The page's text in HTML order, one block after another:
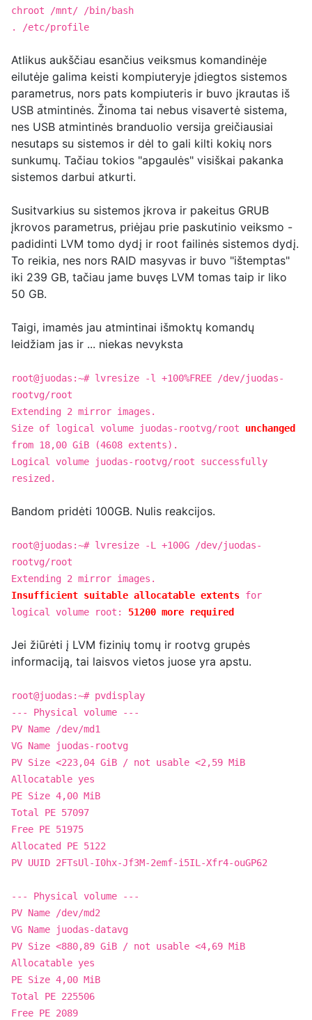
chroot /mnt/ /bin/bash
. /etc/profile
Atlikus aukščiau esančius veiksmus komandinėje
eilutėje galima keisti kompiuteryje įdiegtos sistemos
parametrus, nors pats kompiuteris ir buvo įkrautas iš
USB atmintinės. Žinoma tai nebus visavertė sistema,
nes USB atmintinės branduolio versija greičiausiai
nesutaps su sistemos ir dėl to gali kilti kokių nors
sunkumų. Tačiau tokios "apgaulės" visiškai pakanka
sistemos darbui atkurti.
Susitvarkius su sistemos įkrova ir pakeitus GRUB
įkrovos parametrus, priėjau prie paskutinio veiksmo -
padidinti LVM tomo dydį ir root failinės sistemos dydį.
To reikia, nes nors RAID masyvas ir buvo "ištemptas"
iki 239 GB, tačiau jame buvęs LVM tomas taip ir liko
50 GB.
Taigi, imamės jau atmintinai išmoktų komandų
leidžiam jas ir ... niekas nevyksta
root@juodas:~# lvresize -l +100%FREE /dev/juodas-
rootvg/root
Extending 2 mirror images.
Size of logical volume juodas-rootvg/root unchanged
from 18,00 GiB (4608 extents).
Logical volume juodas-rootvg/root successfully
resized.
Bandom pridėti 100GB. Nulis reakcijos.
root@juodas:~# lvresize -L +100G /dev/juodas-
rootvg/root
Extending 2 mirror images.
Insufficient suitable allocatable extents for
logical volume root: 51200 more required
Jei žiūrėti į LVM fizinių tomų ir rootvg grupės
informaciją, tai laisvos vietos juose yra apstu.
root@juodas:~# pvdisplay
--- Physical volume ---
PV Name /dev/md1
VG Name juodas-rootvg
PV Size <223,04 GiB / not usable <2,59 MiB
Allocatable yes
PE Size 4,00 MiB
Total PE 57097
Free PE 51975
Allocated PE 5122
PV UUID 2FTsUl-I0hx-Jf3M-2emf-i5IL-Xfr4-ouGP62
--- Physical volume ---
PV Name /dev/md2
VG Name juodas-datavg
PV Size <880,89 GiB / not usable <4,69 MiB
Allocatable yes
PE Size 4,00 MiB
Total PE 225506
Free PE 2089